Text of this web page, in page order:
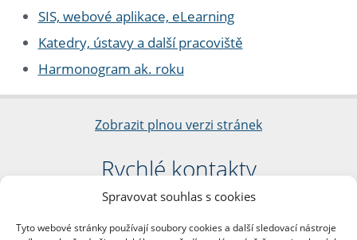
Spravovat souhlas s cookies
Tyto webové stránky používají soubory cookies a další sledovací nástroje
SIS, webové aplikace, eLearning
Katedry, ústavy a další pracoviště
Harmonogram ak. roku
Zobrazit plnou verzi stránek
Rychlé kontakty
Filozofická fakulta
nám. Jana Palacha 1/2